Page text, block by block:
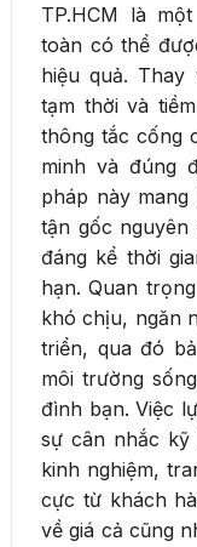
TP.HCM là
toàn có thể
hiệu quả.
tạm thời và
thông tắc cống
minh và đúng
pháp này
tận gốc nguyên
đáng kể thời
hạn. Quan
khó chịu, ngăn
triển, qua đó
môi trường
đình bạn. Việc
sự cân nhắc
kinh nghiệm,
cực từ khách
về giá cả cũng